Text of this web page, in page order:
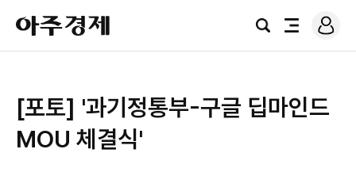
아
주
경
검
전
로
그
[포토] '과기정통부-구글 딥마인드
MOU 체결식'